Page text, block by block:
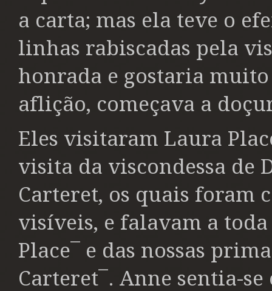
a carta; mas ela teve o
linhas rabiscadas pela
honrada e gostaria
aflição, começava a
Eles visitaram Laura
visita da viscondessa de
Carteret, os quais foram
visíveis, e falavam a
Place¯ e das nossas
Carteret¯. Anne sentia-